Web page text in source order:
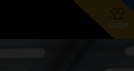
SHOP